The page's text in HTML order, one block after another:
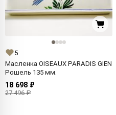
5
Масленка OISEAUX PARADIS GIEN
Рошель 135 мм.
18 698 ₽
27 496 ₽